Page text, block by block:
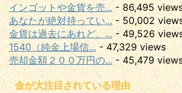
インゴットや金貨を売... - 86,495
あなたが絶対持ってい... - 50,002
金貨は過去にあれど、... - 49,526
1540（純金上場信... - 47,329 views
売却金額２００万円の... - 45,479
金が大注目されている理由